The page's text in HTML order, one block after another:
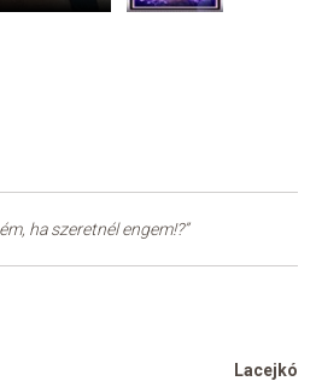
ha szeretnél engem!?”
Lacejkó